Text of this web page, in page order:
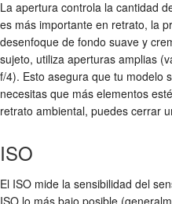
La apertura controla la cantidad
es más importante en retrato, la
desenfoque de fondo suave y
sujeto, utiliza aperturas amplias
f/4). Esto asegura que tu modelo
necesitas que más elementos
retrato ambiental, puedes cerrar
ISO
El ISO mide la sensibilidad del
ISO lo más bajo posible